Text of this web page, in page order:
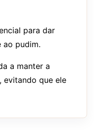
para dar
ao pudim.
a manter a
evitando que ele